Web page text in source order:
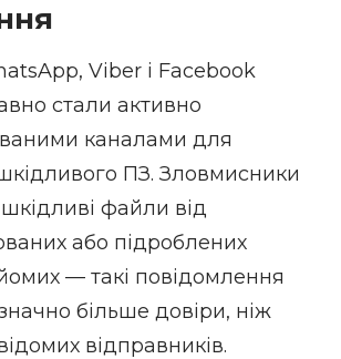
Viber і Facebook
стали активно
каналами для
ПЗ. Зловмисники
файли від
або підроблених
— такі повідомлення
більше довіри, ніж
відправників.